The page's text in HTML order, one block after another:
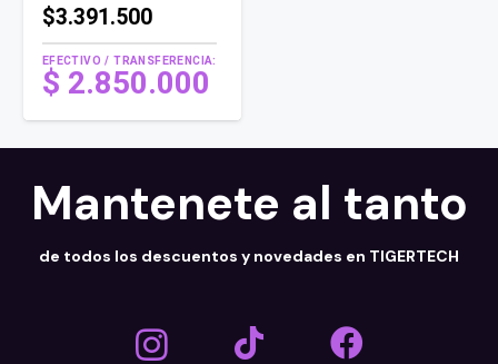
$3.391.500
EFECTIVO / TRANSFERENCIA:
$ 2.850.000
Mantenete al tanto
de todos los descuentos y novedades en TIGERTECH